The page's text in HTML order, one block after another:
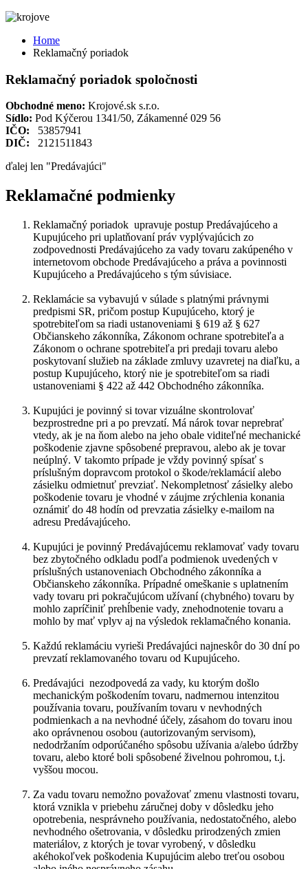
Home
Reklamačný poriadok
Reklamačný poriadok spoločnosti
Obchodné meno: Krojové.sk s.r.o.
Sídlo: Pod Kýčerou 1341/50, Zákamenné 029 56
IČO:
53857941
DIČ: 2121511843
ďalej len "Predávajúci"
Reklamačné podmienky
Reklamačný poriadok upravuje postup Predávajúceho a
Kupujúceho pri uplatňovaní práv vyplývajúcich zo
zodpovednosti Predávajúceho za vady tovaru zakúpeného v
internetovom obchode Predávajúceho a práva a povinnosti
Kupujúceho a Predávajúceho s tým súvisiace.
Reklamácie sa vybavujú v súlade s platnými právnymi
predpismi SR, pričom postup Kupujúceho, ktorý je
spotrebiteľom sa riadi ustanoveniami § 619 až § 627
Občianskeho zákonníka, Zákonom ochrane spotrebiteľa a
Zákonom o ochrane spotrebiteľa pri predaji tovaru alebo
poskytovaní služieb na základe zmluvy uzavretej na diaľku, a
postup Kupujúceho, ktorý nie je spotrebiteľom sa riadi
ustanoveniami § 422 až 442 Obchodného zákonníka.
Kupujúci je povinný si tovar vizuálne skontrolovať
bezprostredne pri a po prevzatí. Má nárok tovar neprebrať
vtedy, ak je na ňom alebo na jeho obale viditeľné mechanické
poškodenie zjavne spôsobené prepravou, alebo ak je tovar
neúplný. V takomto prípade je vždy povinný spísať s
príslušným dopravcom protokol o škode/reklamácií alebo
zásielku odmietnuť prevziať. Nekompletnosť zásielky alebo
poškodenie tovaru je vhodné v záujme zrýchlenia konania
oznámiť do 48 hodín od prevzatia zásielky e-mailom na
adresu Predávajúceho.
Kupujúci je povinný Predávajúcemu reklamovať vady tovaru
bez zbytočného odkladu podľa podmienok uvedených v
príslušných ustanoveniach Obchodného zákonníka a
Občianskeho zákonníka. Prípadné omeškanie s uplatnením
vady tovaru pri pokračujúcom užívaní (chybného) tovaru by
mohlo zapríčiniť prehĺbenie vady, znehodnotenie tovaru a
mohlo by mať vplyv aj na výsledok reklamačného konania.
Každú reklamáciu vyrieši Predávajúci najneskôr do 30 dní po
prevzatí reklamovaného tovaru od Kupujúceho.
Predávajúci nezodpovedá za vady, ku ktorým došlo
mechanickým poškodením tovaru, nadmernou intenzitou
používania tovaru, používaním tovaru v nevhodných
podmienkach a na nevhodné účely, zásahom do tovaru inou
ako oprávnenou osobou (autorizovaným servisom),
nedodržaním odporúčaného spôsobu užívania a/alebo údržby
tovaru, alebo ktoré boli spôsobené živelnou pohromou, t.j.
vyššou mocou.
Za vadu tovaru nemožno považovať zmenu vlastnosti tovaru,
ktorá vznikla v priebehu záručnej doby v dôsledku jeho
opotrebenia, nesprávneho používania, nedostatočného, alebo
nevhodného ošetrovania, v dôsledku prirodzených zmien
materiálov, z ktorých je tovar vyrobený, v dôsledku
akéhokoľvek poškodenia Kupujúcim alebo treťou osobou